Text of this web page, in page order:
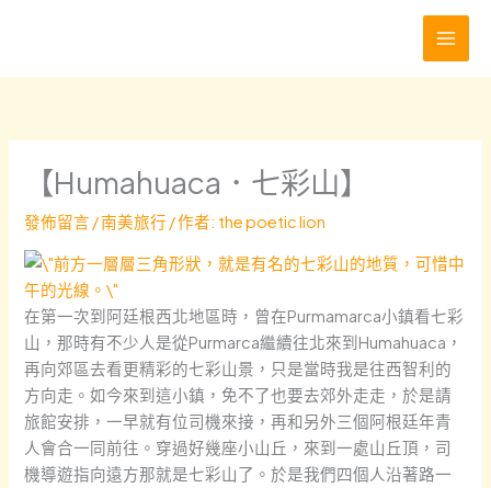
容
【Humahuaca．七彩山】
發佈留言 /南美旅行 / 作者: the poetic lion
在第一次到阿廷根西北地區時，曾在Purmamarca小鎮看七彩
山，那時有不少人是從Purmarca繼續往北來到Humahuaca，
再向郊區去看更精彩的七彩山景， 只是當時我是往西智利的
方向走。如今來到這小鎮，免不了也要去郊外走走，於是請
旅館安排，一早就有位司機來接，再和另外三個阿根廷年青
人會合一同前往。穿過好幾座小山丘，來到一處山丘頂，司
機導遊指向遠方那就是七彩山了。於是我們四個人沿著路一